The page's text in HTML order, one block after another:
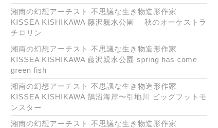
湘南の幻想アーチスト 不思議な生き物造形作家
KISSEA KISHIKAWA 藤沢親水公園 秋のオーケストラ
チロリン
湘南の幻想アーチスト 不思議な生き物造形作家
KISSEA KISHIKAWA 藤沢親水公園 spring has come
green fish
湘南の幻想アーチスト 不思議な生き物造形作家
KISSEA KISHIKAWA 鵠沼海岸〜引地川 ビッグフットモ
ンスター
湘南の幻想アーチスト 不思議な生き物造形作家